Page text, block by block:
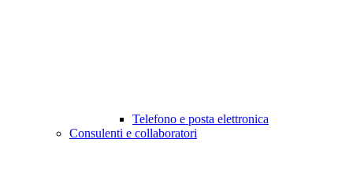
Telefono e posta elettronica
Consulenti e collaboratori